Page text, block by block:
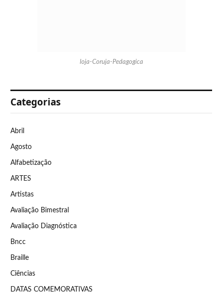
loja-Coruja-Pedagogica
Categorias
Abril
Agosto
Alfabetização
ARTES
Artistas
Avaliação Bimestral
Avaliação Diagnóstica
Bncc
Braille
Ciências
DATAS COMEMORATIVAS